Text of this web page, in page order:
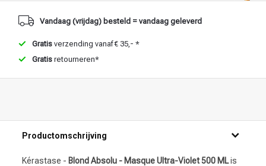
Vandaag (vrijdag) besteld = vandaag geleverd
Gratis verzending vanaf € 35,- *
Gratis retourneren*
Productomschrijving
Kérastase - Blond Absolu - Masque Ultra-Violet 500 MLis